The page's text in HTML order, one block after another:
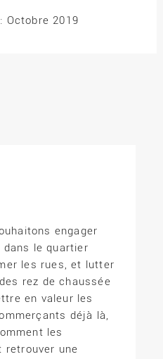
Octobre 2019
engager
dans le quartier
les rues, et lutter
rez de chaussée
en valeur les
déjà là,
les
retrouver une